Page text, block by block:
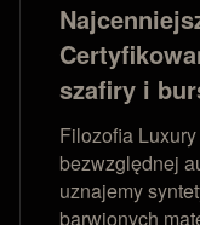
szafiry i
Filozofia
bezwzględnej
uznajemy
barwionych